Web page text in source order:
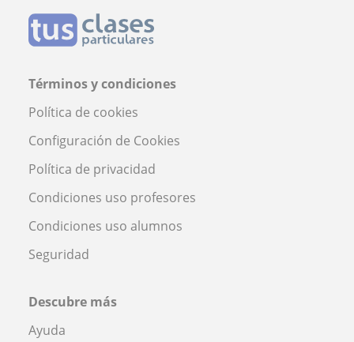
Términos y condiciones
Política de cookies
Configuración de Cookies
Política de privacidad
Condiciones uso profesores
Condiciones uso alumnos
Seguridad
Descubre más
Ayuda